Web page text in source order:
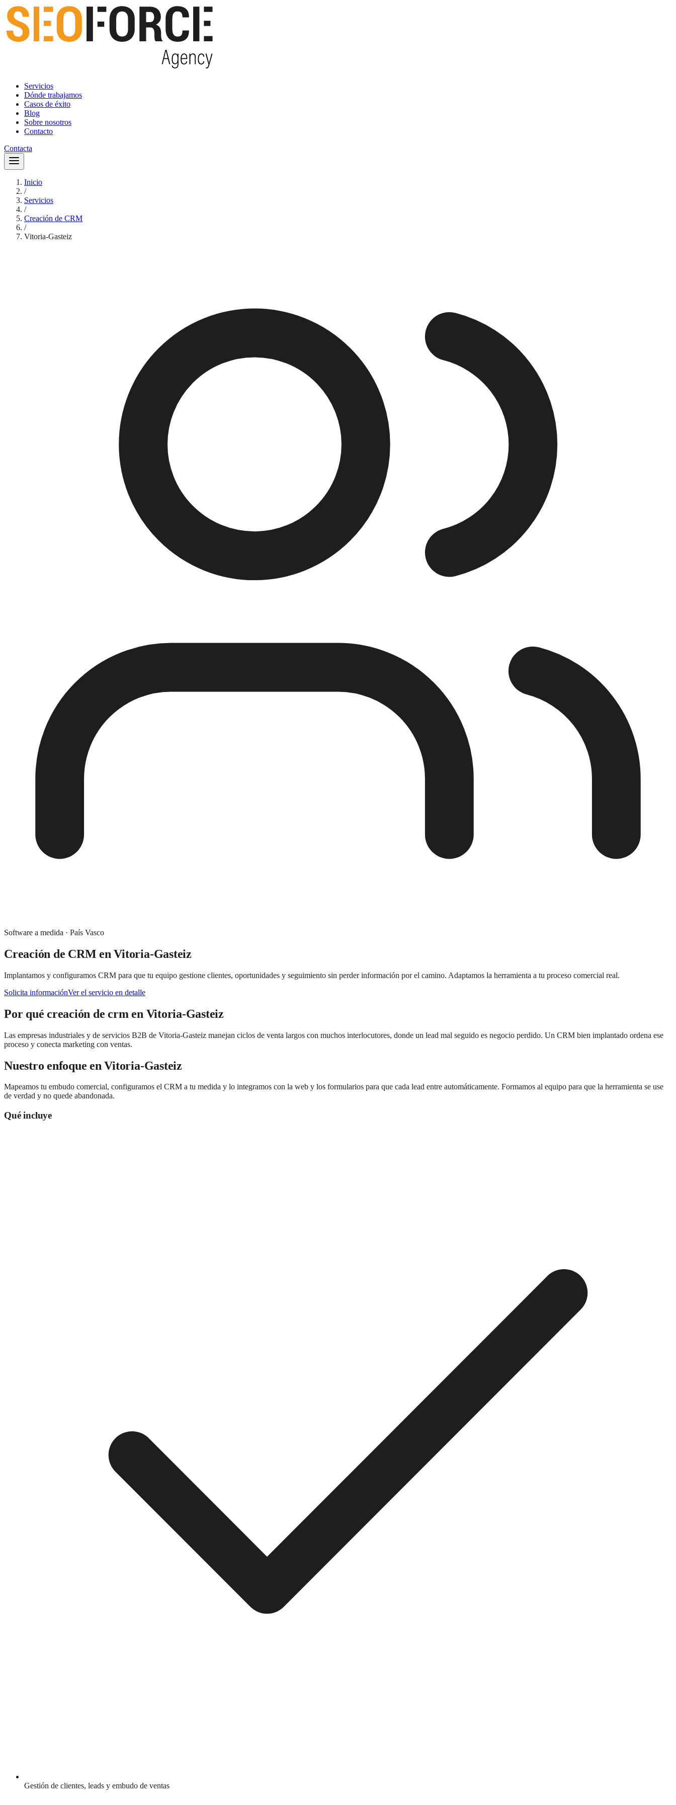
Servicios
Dónde trabajamos
Casos de éxito
Blog
Sobre nosotros
Contacto
Contacta
Inicio
/
Servicios
/
Creación de CRM
/
Vitoria-Gasteiz
Software a medida · País Vasco
Creación de CRM enVitoria-Gasteiz
Implantamos y configuramos CRM para que tu equipo gestione clientes, oportunidades y seguimiento sin perder información por el camino. Adaptamos la herramienta a tu proceso comercial real.
Solicita informaciónVer el servicio en detalle
Por quécreación de crm en Vitoria-Gasteiz
Las empresas industriales y de servicios B2B de Vitoria-Gasteiz manejan ciclos de venta largos con muchos interlocutores, donde un lead mal seguido es negocio perdido. Un CRM bien implantado ordena ese
proceso y conecta marketing con ventas.
Nuestro enfoque enVitoria-Gasteiz
Mapeamos tu embudo comercial, configuramos el CRM a tu medida y lo integramos con la web y los formularios para que cada lead entre automáticamente. Formamos al equipo para que la herramienta se use
de verdad y no quede abandonada.
Qué incluye
Gestión de clientes, leads y embudo de ventas